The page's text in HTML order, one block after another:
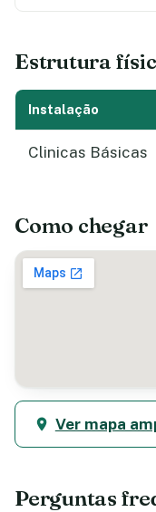
Estrutura
Instalação
Clinicas Básicas
Como chegar
Ver mapa
Perguntas